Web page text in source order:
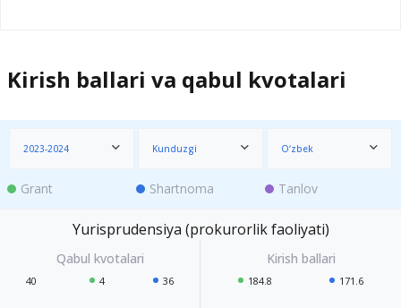
Kirish ballari va qabul kvotalari
2023-2024 Kunduzgi O‘zbek
Grant Shartnoma Tanlov
Yurisprudensiya (prokurorlik faoliyati)
40 4 36 184.8 171.6